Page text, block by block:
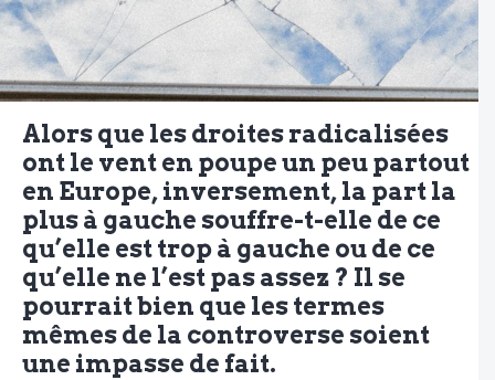
Alors que les droites radicalisées
ont le vent en poupe un peu partout
en Europe, inversement, la part la
plus à gauche souffre-t-elle de ce
qu’elle est trop à gauche ou de ce
qu’elle ne l’est pas assez ? Il se
pourrait bien que les termes
mêmes de la controverse soient
une impasse de fait.